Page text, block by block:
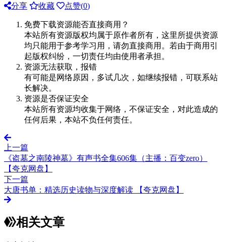
分享
收藏 点赞(0)
免费下载资源能否直接商用？
本站所有资源版权均属于原作者所有，这里所提供资源
均只能用于参考学习用，请勿直接商用。若由于商用引
起版权纠纷，一切责任均由使用者承担。
资源无法获取，报错
有可能是网络原因，多试几次，如继续报错，可联系站
长解决。
资源是否保证安全
本站所有资源均收集于网络，不保证安全，对此造成的
任何后果，本站不负任何责任。
上一篇
《盗墓之南陵神墓》有声书全集606集（主播：百变zero）
【夸克网盘】
下一篇
大唐书单：精选历史读物与深度解读 【夸克网盘】
相关文章